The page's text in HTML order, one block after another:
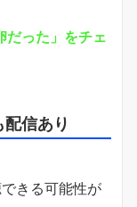
った」をチェ
信あり
きる可能性が